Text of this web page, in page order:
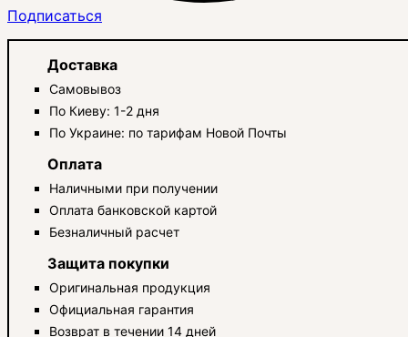
Подписаться
Доставка
Самовывоз
По Киеву: 1-2 дня
По Украине: по тарифам Новой Почты
Оплата
Наличными при получении
Оплата банковской картой
Безналичный расчет
Защита покупки
Оригинальная продукция
Официальная гарантия
Возврат в течении 14 дней